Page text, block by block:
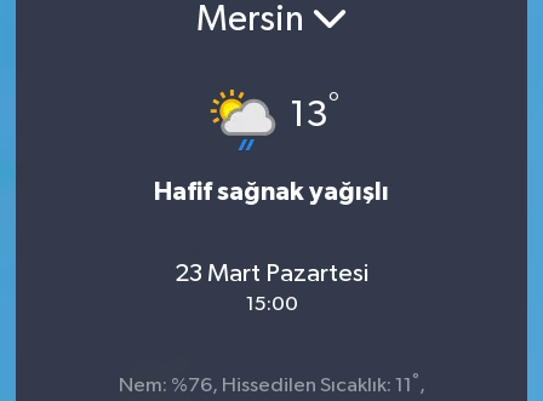
Mersin
13°
Hafif sağnak yağışlı
23 Mart Pazartesi
15:00
Nem: %76, Hissedilen Sıcaklık: 11 ° ,